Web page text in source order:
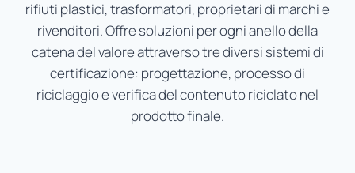
rifiuti plastici, trasformatori, proprietari di marchi e
rivenditori. Offre soluzioni per ogni anello della
catena del valore attraverso tre diversi sistemi di
certificazione: progettazione, processo di
riciclaggio e verifica del contenuto riciclato nel
prodotto finale.